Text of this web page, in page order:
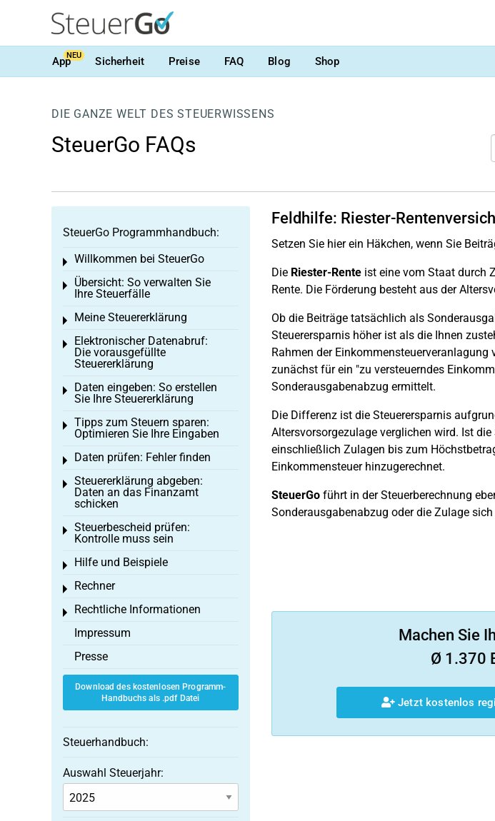
AppNEU Sicherheit Preise FAQ Blog Shop
DIE GANZE WELT DES STEUERWISSENS
SteuerGo FAQs
Feldhilfe: Riester-
Setzen Sie hier ein Häkchen, wenn Sie
DieRiester-Renteist eine vom Staat durch
Rente. Die Förderung besteht aus der
Ob die Beiträge tatsächlich als
Steuerersparnis höher ist als die Ihnen
Rahmen der Einkommensteuerveranlagung
zunächst für ein "zu versteuerndes
Sonderausgabenabzug ermittelt.
Die Differenz ist die Steuerersparnis
Altersvorsorgezulage verglichen wird. Ist
einschließlich Zulagen bis zum
Einkommensteuer hinzugerechnet.
SteuerGoführt in der Steuerberechnung
Sonderausgabenabzug oder die Zulage
Machen Sie
Ø 1.370
Jetzt kostenlos
SteuerGo Programmhandbuch:
Willkommen bei SteuerGo
Toggle menu
Übersicht: So verwalten Sie
Ihre Steuerfälle
Toggle menu
Meine Steuererklärung
Toggle menu
Elektronischer Datenabruf:
Die vorausgefüllte
Steuererklärung
Toggle menu
Daten eingeben: So erstellen
Sie Ihre Steuererklärung
Toggle menu
Tipps zum Steuern sparen:
Optimieren Sie Ihre Eingaben
Toggle menu
Daten prüfen: Fehler finden
Toggle menu
Steuererklärung abgeben:
Daten an das Finanzamt
schicken
Toggle menu
Steuerbescheid prüfen:
Kontrolle muss sein
Toggle menu
Hilfe und Beispiele
Toggle menu
Rechner
Toggle menu
Rechtliche Informationen
Toggle menu
Impressum
Presse
Download des kostenlosen Programm-
Handbuchs als .pdf Datei
Steuerhandbuch:
Auswahl Steuerjahr: